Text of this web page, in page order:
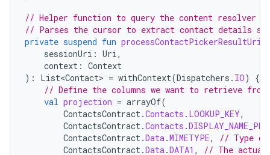
// Helper function to query the content resolver
// Parses the cursor to extract contact details
private suspend fun processContactPickerResultUri
sessionUri : Uri,
context : Context
):
List<Contact> = withContext(Dispatchers . IO)
{
// Define the columns we want to retrieve from
val projection = arrayOf(
ContactsContract.Contacts . LOOKUP_KEY,
ContactsContract.Contacts .
ContactsContract.Data.MIMETYPE,
// Type
ContactsContract.Data.DATA1 ,
// The actual